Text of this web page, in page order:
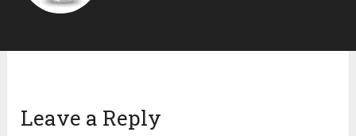
Leave a Reply